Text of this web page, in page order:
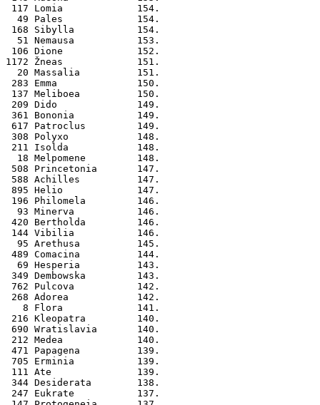
117 Lomia             154.
  49 Pales             154.
168 Sibylla           154.
  51 Nemausa           153.
106 Dione             152.
1172 Žneas             151.
  20 Massalia          151.
283 Emma              150.
137 Meliboea          150.
209 Dido              149.
361 Bononia           149.
617 Patroclus         149.
308 Polyxo            148.
211 Isolda            148.
  18 Melpomene         148.
508 Princetonia       147.
588 Achilles          147.
895 Helio             147.
196 Philomela         146.
  93 Minerva           146.
420 Bertholda         146.
144 Vibilia           146.
  95 Arethusa          145.
489 Comacina          144.
  69 Hesperia          143.
349 Dembowska         143.
762 Pulcova           142.
268 Adorea            142.
   8 Flora             141.
216 Kleopatra         140.
690 Wratislavia       140.
212 Medea             140.
471 Papagena          139.
705 Erminia           139.
111 Ate               139.
344 Desiderata        138.
247 Eukrate           137.